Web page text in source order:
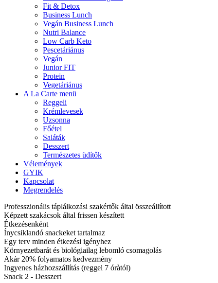
Fit & Detox
Business Lunch
Vegán Business Lunch
Nutri Balance
Low Carb Keto
Pescetáriánus
Vegán
Junior FIT
Protein
Vegetáriánus
A La Carte menü
Reggeli
Krémlevesek
Uzsonna
Főétel
Saláták
Desszert
Természetes üdítők
Vélemények
GYIK
Kapcsolat
Megrendelés
Professzionális táplálkozási szakértők által összeállított
Képzett szakácsok által frissen készített
Étkezésenként
Ínycsiklandó snackeket tartalmaz
Egy terv minden étkezési igényhez
Környezetbarát és biológiailag lebomló csomagolás
Akár 20% folyamatos kedvezmény
Ingyenes házhozszállítás (reggel 7 óràtól)
Snack 2 - Desszert